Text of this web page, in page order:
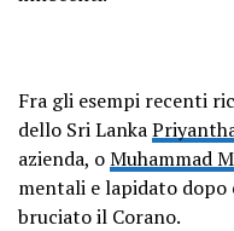
Fra gli esempi recenti
dello Sri Lanka
azienda, oMuhammad
mentali e lapidato dopo
bruciato il Corano.